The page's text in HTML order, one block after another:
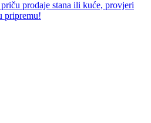
prodaje stana ili kuće, provjeri
pripremu!